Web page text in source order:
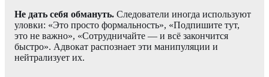
Не дать себя обмануть. Следователи иногда используют
уловки: «Это просто формальность», «Подпишите тут,
это не важно», «Сотрудничайте — и всё закончится
быстро». Адвокат распознает эти манипуляции и
нейтрализует их.